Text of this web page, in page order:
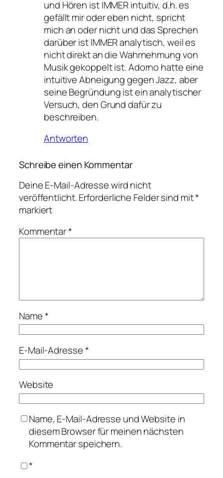
und Hören ist IMMER intuitiv, d.h. es
gefällt mir oder eben nicht, spricht
mich an oder nicht und das Sprechen
darüber ist IMMER analytisch, weil es
nicht direkt an die Wahrnehmung von
Musik gekoppelt ist. Adorno hatte eine
intuitive Abneigung gegen Jazz, aber
seine Begründung ist ein analytischer
Versuch, den Grund dafür zu
beschreiben.
Antworten
Schreibe einen Kommentar
Deine E-Mail-Adresse wird nicht
veröffentlicht.Erforderliche Felder sind mit*
markiert
Kommentar*
Name*
E-Mail-Adresse*
Website
Name, E-Mail-Adresse und Website in
diesem Browser für meinen nächsten
Kommentar speichern.
*